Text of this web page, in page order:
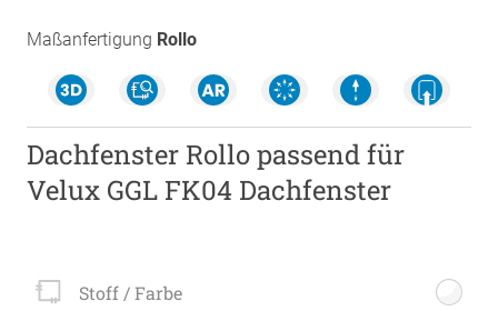
Maßanfertigung Rollo
Dachfenster Rollo passend für
Velux GGL FK04 Dachfenster
Stoff / Farbe